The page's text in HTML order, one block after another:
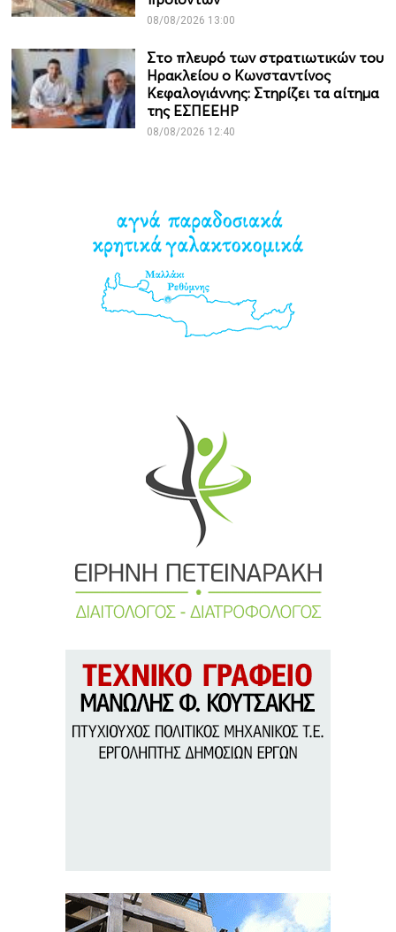
08/08/2026 13:00
Στο πλευρό των στρατιωτικών του
Ηρακλείου ο Κωνσταντίνος
Κεφαλογιάννης: Στηρίζει τα αίτημα
της ΕΣΠΕΕΗΡ
08/08/2026 12:40